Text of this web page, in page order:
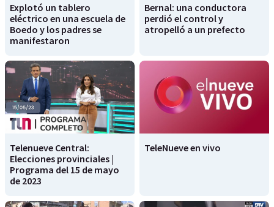
Explotó un tablero
eléctrico en una escuela de
Boedo y los padres se
manifestaron
Bernal: una conductora
perdió el control y
atropelló a un prefecto
Telenueve Central:
Elecciones provinciales |
Programa del 15 de mayo
de 2023
TeleNueve en vivo